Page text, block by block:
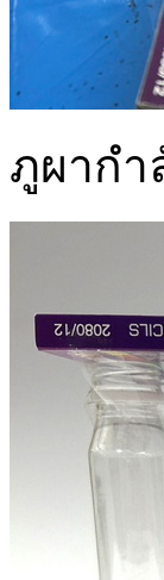
ภูผากำ